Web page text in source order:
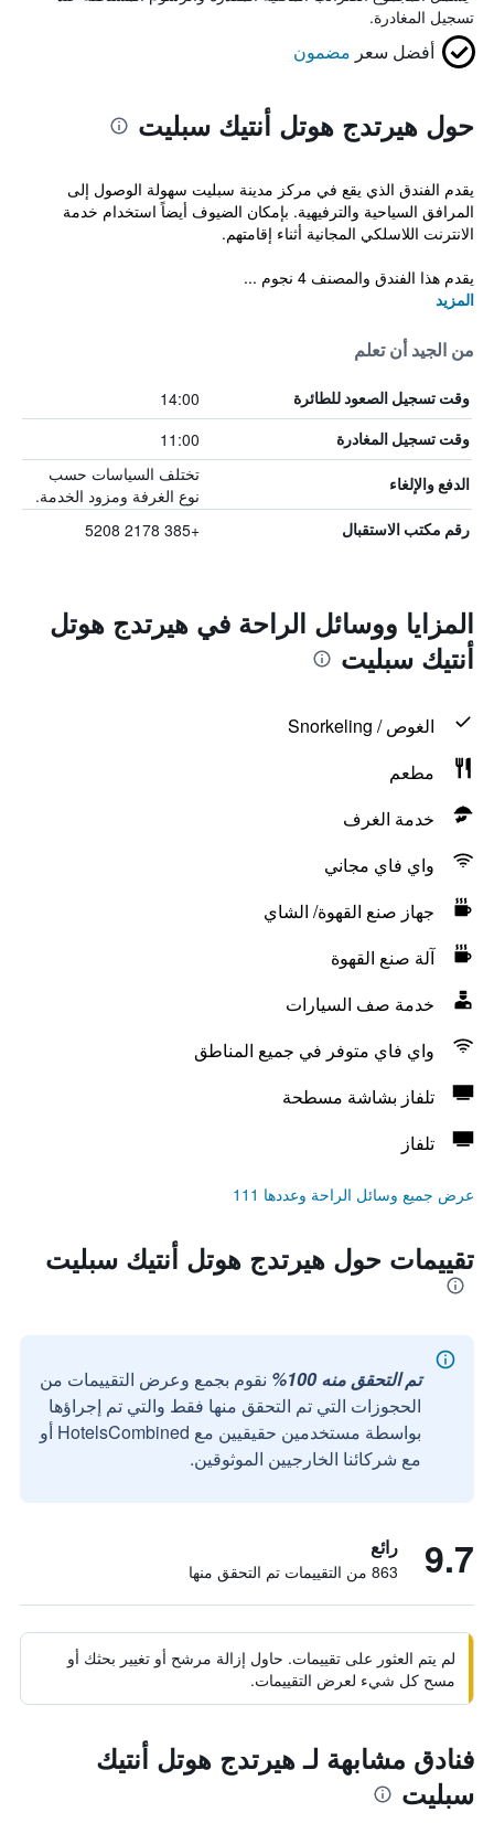
تسجيل المغادرة.
أفضل سعر مضمون
حول هيرتدج هوتل أنتيك سبليت
يقدم الفندق الذي يقع في مركز مدينة سبليت سهولة الوصول إلى
المرافق السياحية والترفيهية. بإمكان الضيوف أيضاً استخدام خدمة
الانترنت اللاسلكي المجانية أثناء إقامتهم.
يقدم هذا الفندق والمصنف 4 نجوم ...
المزيد
من الجيد أن تعلم
وقت تسجيل الصعود للطائرة 14:00
وقت تسجيل المغادرة 11:00
الدفع والإلغاء
تختلف السياسات حسب
نوع الغرفة ومزود الخدمة.
رقم مكتب الاستقبال +385 2178 5208
المزايا ووسائل الراحة في هيرتدج هوتل
أنتيك سبليت
الغوص / Snorkeling
مطعم
خدمة الغرف
واي فاي مجاني
جهاز صنع القهوة/ الشاي
آلة صنع القهوة
خدمة صف السيارات
واي فاي متوفر في جميع المناطق
تلفاز بشاشة مسطحة
تلفاز
عرض جميع وسائل الراحة وعددها 111
تقييمات حول هيرتدج هوتل أنتيك سبليت
تم التحقق منه 100%
نقوم بجمع وعرض التقييمات من
الحجوزات التي تم التحقق منها فقط والتي تم إجراؤها
بواسطة مستخدمين حقيقيين مع HotelsCombined أو
مع شركائنا الخارجيين الموثوقين.
9.7 رائع
863 من التقييمات تم التحقق منها
لم يتم العثور على تقييمات. حاول إزالة مرشح أو تغيير بحثك أو
مسح كل شيء لعرض التقييمات.
فنادق مشابهة لـ هيرتدج هوتل أنتيك
سبليت